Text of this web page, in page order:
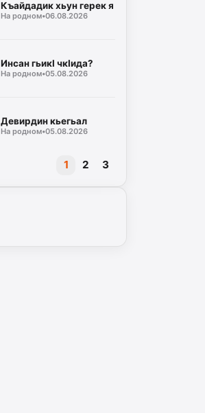
Къайдадик хьун герек я
На родном•06.08.2026
Инсан гьикI чкIида?
На родном•05.08.2026
Девирдин кьегьал
На родном•05.08.2026
1 2 3